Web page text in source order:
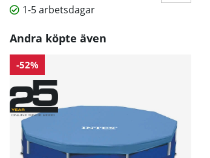
1-5 arbetsdagar
Andra köpte även
-52%